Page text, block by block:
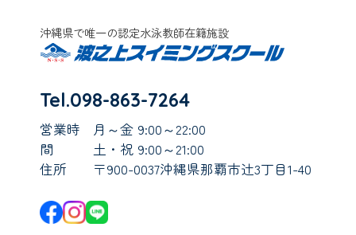
沖縄県で唯一の認定水泳教師在籍施設
Tel.098-863-7264
営業時
間
月～金 9:00～22:00
土・祝 9:00～21:00
住所
〒900-0037沖縄県那覇市辻3丁目1-40